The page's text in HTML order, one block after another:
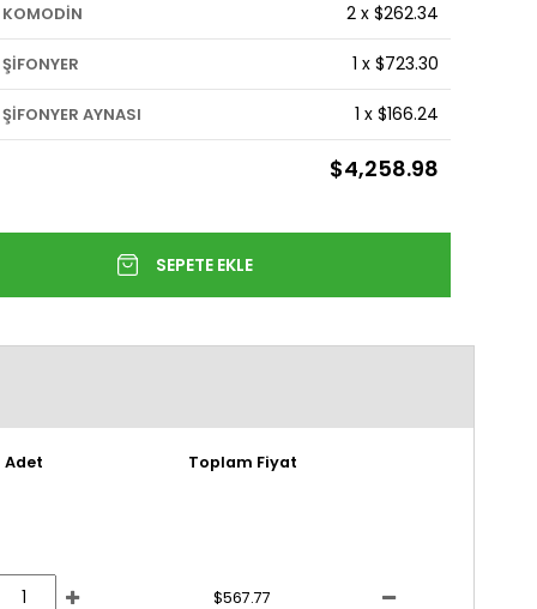
2 x $262.34
1 x $723.30
AYNASI 1 x $166.24
$4,258.98
Adet Toplam Fiyat
$567.77